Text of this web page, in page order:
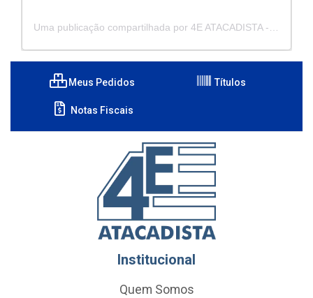
Meus Pedidos Títulos
Notas Fiscais
Institucional
Quem Somos